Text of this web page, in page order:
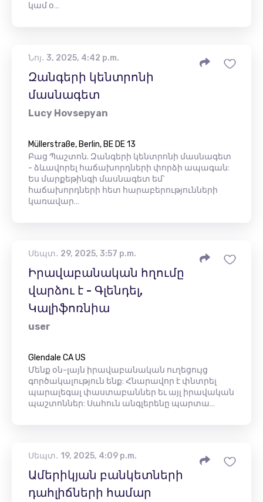
կամ օ…
Նոյ․ 3, 2025, 4:42 p.m.
Զանգերի կենտրոնի
մասնագետ
Lucy Hovsepyan
Müllerstraße, Berlin, BE DE 13
Բաց Պաշտոն. Զանգերի կենտրոնի մասնագետ
- ձևավորել հաճախորդների փորձի ապագան:
Ես մարքեթինգի մասնագետ եմ՝
հաճախորդների հետ հարաբերությունների
կառավար…
Սեպտ․ 29, 2025, 3:57 p.m.
Իրավաբանական հղումը
վարձու է - Գլենդել,
Կալիֆոռնիա
user
Glendale CA US
Մենք օն-լայն իրավաբանական ուղեցույց
գործակալություն ենք: Հնարավոր է փնտրել
պարալեգալ փաստաբաններ եւ այլ իրավական
պաշտոններ: Սահուն անգլերենը պարտա…
Սեպտ․ 19, 2025, 4:09 p.m.
Ամերիկյան բանկետների
դահլիճների համար